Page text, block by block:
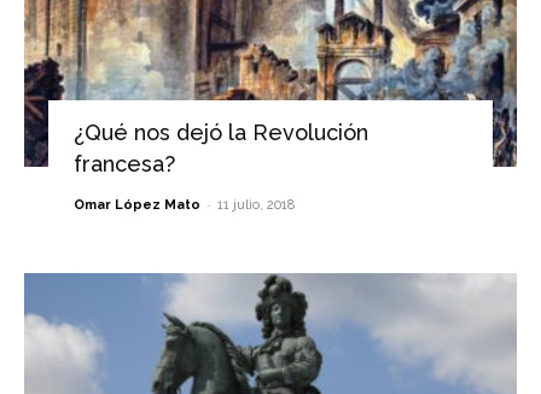
¿Qué nos dejó la Revolución
francesa?
Omar López Mato - 11 julio, 2018